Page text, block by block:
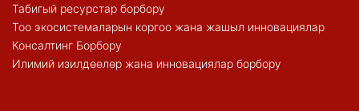
Табигый ресурстар борбору
Тоо экосистемаларын коргоо жана жашыл инновациялар
Консалтинг Борбору
Илимий изилдөөлөр жана инновациялар борбору